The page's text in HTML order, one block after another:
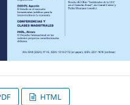
HTML